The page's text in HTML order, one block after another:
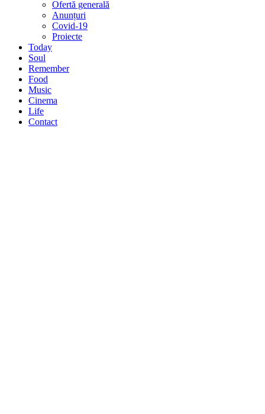
Ofertă generală
Anunțuri
Covid-19
Proiecte
Today
Soul
Remember
Food
Music
Cinema
Life
Contact